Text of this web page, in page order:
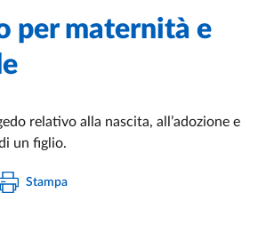
per maternità e
relativo alla nascita, all’adozione e
un figlio.
Stampa